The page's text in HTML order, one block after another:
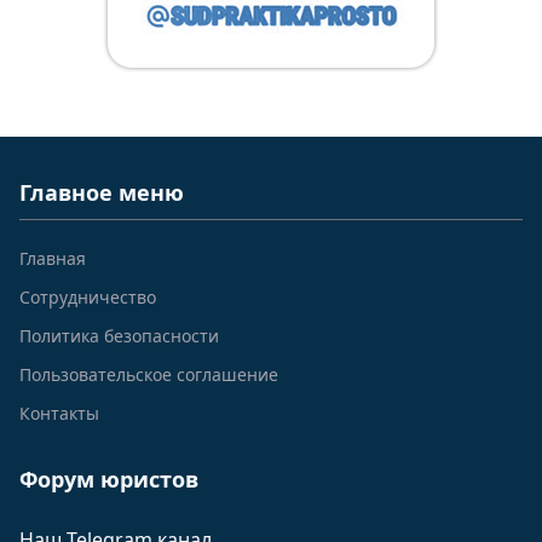
Главное меню
Главная
Сотрудничество
Политика безопасности
Пользовательское соглашение
Контакты
Форум юристов